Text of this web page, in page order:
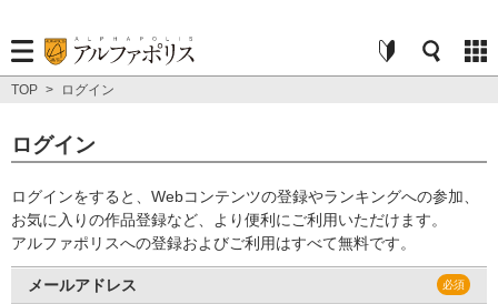
TOP > ログイン
ログイン
ログインをすると、Webコンテンツの登録やランキングへの参加、
お気に入りの作品登録など、より便利にご利用いただけます。
アルファポリスへの登録およびご利用はすべて無料です。
メールアドレス